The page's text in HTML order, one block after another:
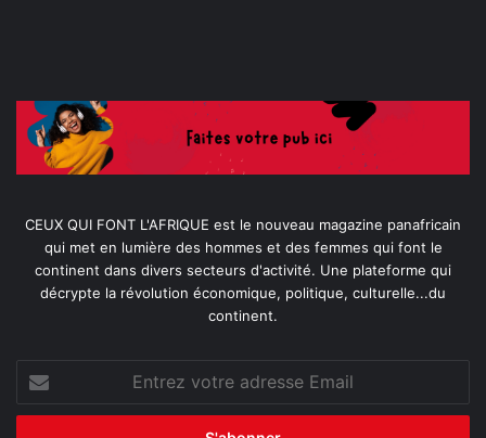
CEUX QUI FONT L'AFRIQUE est le nouveau magazine panafricain
qui met en lumière des hommes et des femmes qui font le
continent dans divers secteurs d'activité. Une plateforme qui
décrypte la révolution économique, politique, culturelle...du
continent.
votre
adresse